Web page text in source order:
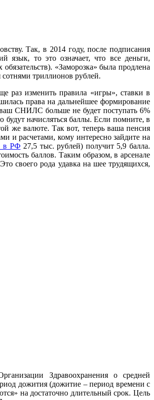
Так, в 2014 году, после подписания
язык, то это означает, что все деньги,
«Заморозка» была продлена
сотнями триллионов рублей.
раз изменить правила «игры», ставки в
права на дальнейшее формирование
ваш СНИЛС больше не будет поступать 6%
начисляться баллы. Если помните, в
же валюте. Так вот, теперь ваша пенсия
и расчетами, кому интересно зайдите на
в РФ 27,5 тыс. рублей) получит 5,9 балла.
баллов. Таким образом, в арсенале
своего рода удавка на шее трудящихся,
Здравоохранения о средней
дожития (дожитие – период времени с
на достаточно длительный срок. Цель